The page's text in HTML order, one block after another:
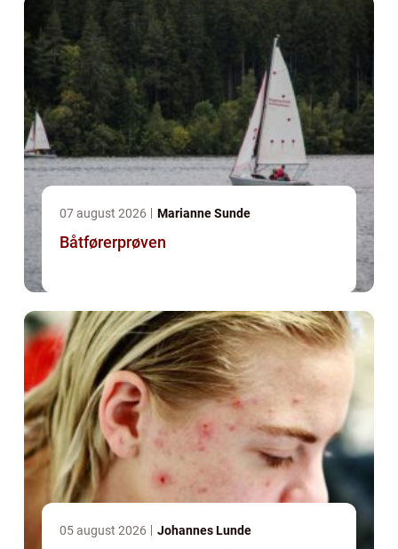
07 august 2026 Marianne Sunde
Båtførerprøven
05 august 2026 Johannes Lunde